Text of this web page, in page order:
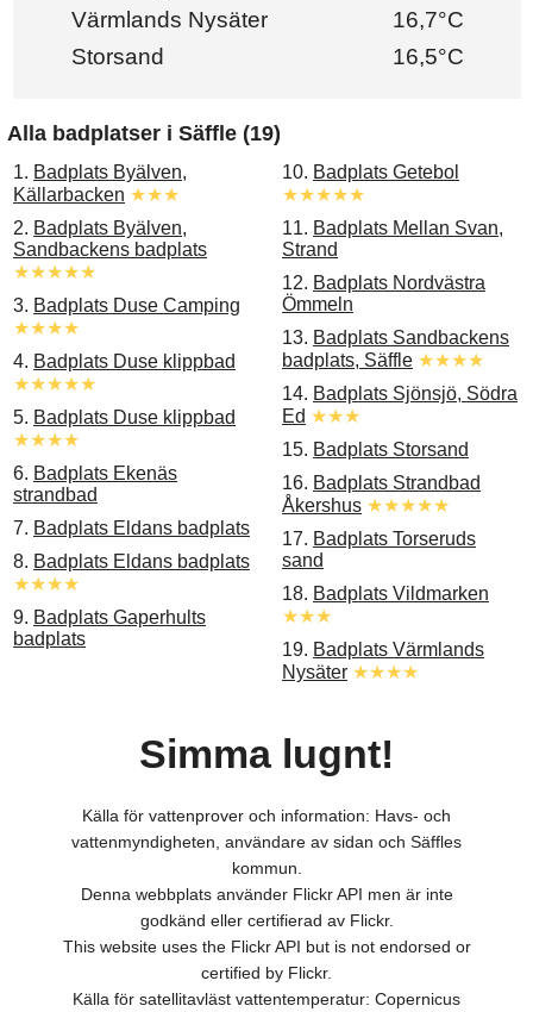
Värmlands Nysäter
16,7°C
Storsand
16,5°C
Alla badplatser i Säffle (19)
1. Badplats Byälven,
Källarbacken ★★★
2. Badplats Byälven,
Sandbackens badplats
★★★★★
3. Badplats Duse Camping
★★★★
4. Badplats Duse klippbad
★★★★★
5. Badplats Duse klippbad
★★★★
6. Badplats Ekenäs
strandbad
7. Badplats Eldans badplats
8. Badplats Eldans badplats
★★★★
9. Badplats Gaperhults
badplats
10. Badplats Getebol
★★★★★
11. Badplats Mellan Svan,
Strand
12. Badplats Nordvästra
Ömmeln
13. Badplats Sandbackens
badplats, Säffle ★★★★
14. Badplats Sjönsjö, Södra
Ed ★★★
15. Badplats Storsand
16. Badplats Strandbad
Åkershus ★★★★★
17. Badplats Torseruds
sand
18. Badplats Vildmarken
★★★
19. Badplats Värmlands
Nysäter ★★★★
Simma lugnt!
Källa för vattenprover och information: Havs- och
vattenmyndigheten, användare av sidan och Säffles
kommun.
Denna webbplats använder Flickr API men är inte
godkänd eller certifierad av Flickr.
This website uses the Flickr API but is not endorsed or
certified by Flickr.
Källa för satellitavläst vattentemperatur: Copernicus